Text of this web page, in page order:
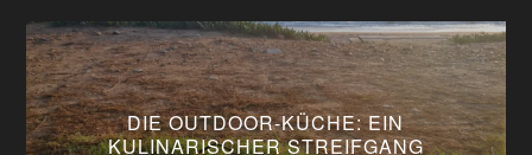
DIE OUTDOOR-KÜCHE: EIN
KULINARISCHER STREIFGANG